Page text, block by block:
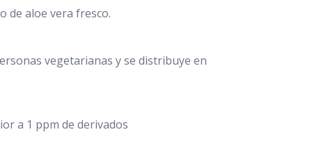
de aloe vera fresco.
vegetarianas y se distribuye en
a 1 ppm de derivados